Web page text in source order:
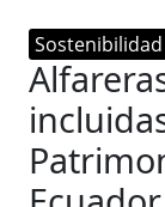
Sostenibilidad